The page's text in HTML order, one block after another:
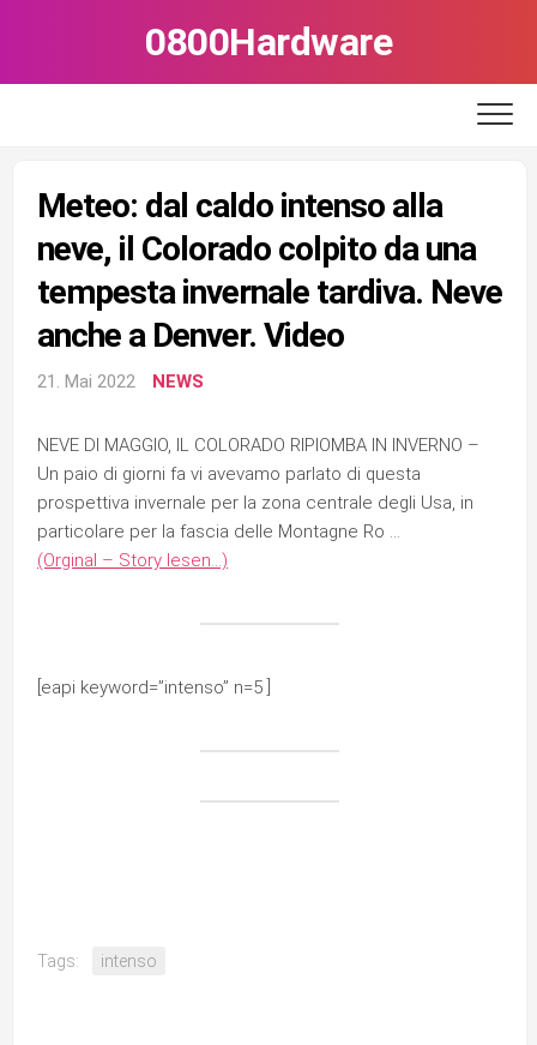
0800Hardware
Meteo: dal caldo intenso alla
neve, il Colorado colpito da una
tempesta invernale tardiva. Neve
anche a Denver. Video
21. Mai 2022 NEWS
NEVE DI MAGGIO, IL COLORADO RIPIOMBA IN INVERNO –
Un paio di giorni fa vi avevamo parlato di questa
prospettiva invernale per la zona centrale degli Usa, in
particolare per la fascia delle Montagne Ro …
(Orginal – Story lesen…)
[eapi keyword=”intenso” n=5 ]
Tags: intenso